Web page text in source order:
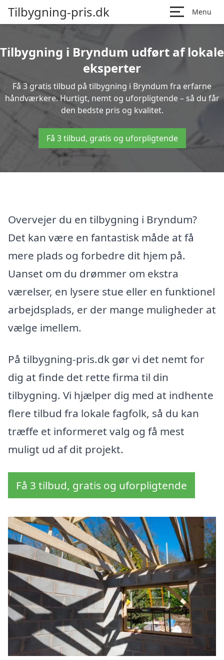
Tilbygning-pris.dk Menu
Tilbygning i Bryndum udført af lokale
eksperter
Få 3 gratis tilbud på tilbygning i Bryndum fra erfarne
håndværkere. Hurtigt, nemt og uforpligtende – så du får
den bedste pris og kvalitet.
Få 3 tilbud, gratis og uforpligtende
Overvejer du en tilbygning i Bryndum?
Det kan være en fantastisk måde at få
mere plads og forbedre dit hjem på.
Uanset om du drømmer om ekstra
værelser, en lysere stue eller en funktionel
arbejdsplads, er der mange muligheder at
vælge imellem.
På tilbygning-pris.dk gør vi det nemt for
dig at finde det rette firma til din
tilbygning. Vi hjælper dig med at indhente
flere tilbud fra lokale fagfolk, så du kan
træffe et informeret valg og få mest
muligt ud af dit projekt.
Få 3 tilbud, gratis og uforpligtende